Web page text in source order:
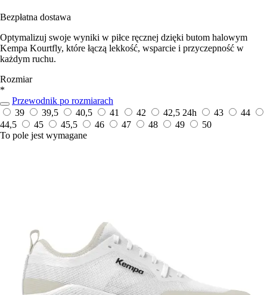
Bezpłatna dostawa
Optymalizuj swoje wyniki w piłce ręcznej dzięki butom halowym
Kempa Kourtfly, które łączą lekkość, wsparcie i przyczepność w
każdym ruchu.
Rozmiar
*
Przewodnik po rozmiarach
39
39,5 40,5 41 42 42,5 24h 43
44
44,5
45 45,5 46 47 48 49
50
To pole jest wymagane